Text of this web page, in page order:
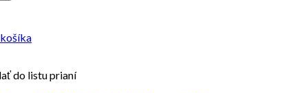
do listu prianí